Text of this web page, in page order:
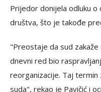
Prijedor donijela odluku
društva, što je takođe
"Preostaje da sud
dnevni red bio
reorganizacije. Taj
suda", rekao je Pavičić i